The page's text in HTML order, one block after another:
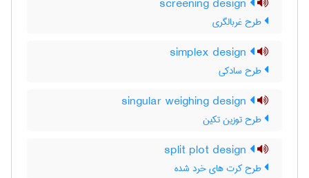
طرح غربالگری
طرح سادکی
طرح توزین تکین
طرح کرت های خرد شده